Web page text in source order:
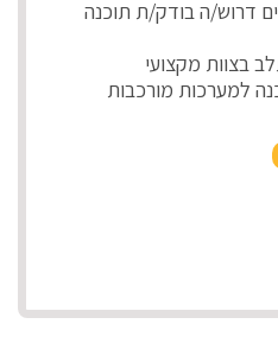
דרוש/ה בודק/ת תוכנה
בצוות מקצועי
למערכות מורכבות